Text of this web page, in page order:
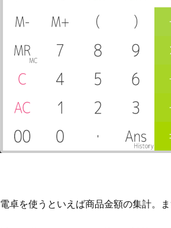
電卓を使うといえば商品金額の集計。